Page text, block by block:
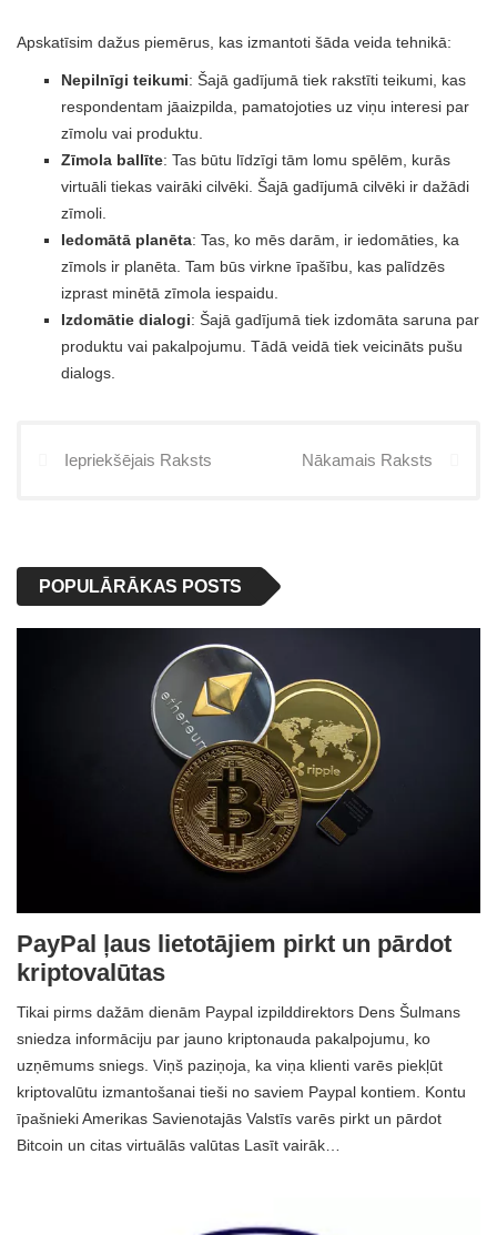
Apskatīsim dažus piemērus, kas izmantoti šāda veida tehnikā:
Nepilnīgi teikumi: Šajā gadījumā tiek rakstīti teikumi, kas
respondentam jāaizpilda, pamatojoties uz viņu interesi par
zīmolu vai produktu.
Zīmola ballīte: Tas būtu līdzīgi tām lomu spēlēm, kurās
virtuāli tiekas vairāki cilvēki. Šajā gadījumā cilvēki ir dažādi
zīmoli.
Iedomātā planēta: Tas, ko mēs darām, ir iedomāties, ka
zīmols ir planēta. Tam būs virkne īpašību, kas palīdzēs
izprast minētā zīmola iespaidu.
Izdomātie dialogi: Šajā gadījumā tiek izdomāta saruna par
produktu vai pakalpojumu. Tādā veidā tiek veicināts pušu
dialogs.
Iepriekšējais Raksts Nākamais Raksts
POPULĀRĀKAS POSTS
PayPal ļaus lietotājiem pirkt un pārdot
kriptovalūtas
Tikai pirms dažām dienām Paypal izpilddirektors Dens Šulmans
sniedza informāciju par jauno kriptonauda pakalpojumu, ko
uzņēmums sniegs. Viņš paziņoja, ka viņa klienti varēs piekļūt
kriptovalūtu izmantošanai tieši no saviem Paypal kontiem. Kontu
īpašnieki Amerikas Savienotajās Valstīs varēs pirkt un pārdot
Bitcoin un citas virtuālās valūtas Lasīt vairāk…